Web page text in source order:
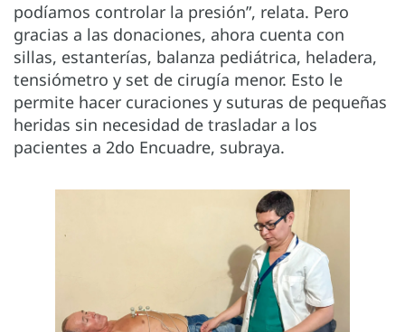
podíamos controlar la presión”, relata. Pero
gracias a las donaciones, ahora cuenta con
sillas, estanterías, balanza pediátrica, heladera,
tensiómetro y set de cirugía menor. Esto le
permite hacer curaciones y suturas de pequeñas
heridas sin necesidad de trasladar a los
pacientes a 2do Encuadre, subraya.